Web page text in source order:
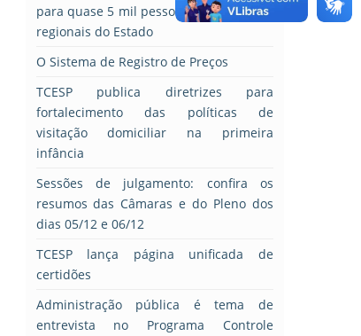
para quase 5 mil pessoas em seis polos
regionais do Estado
O Sistema de Registro de Preços
TCESP publica diretrizes para
fortalecimento das políticas de
visitação domiciliar na primeira
infância
Sessões de julgamento: confira os
resumos das Câmaras e do Pleno dos
dias 05/12 e 06/12
TCESP lança página unificada de
certidões
Administração pública é tema de
entrevista no Programa Controle